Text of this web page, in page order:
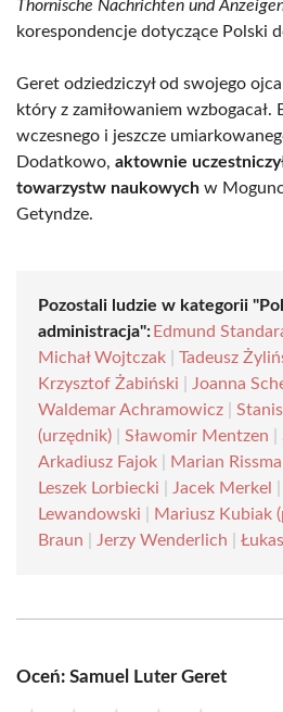
Thornische Nachrichten und
korespondencje dotyczące Polski
Geret odziedziczył od swojego
który z zamiłowaniem wzbogacał.
wczesnego i jeszcze
Dodatkowo, aktownie
towarzystw naukowych w
Getyndze.
Pozostali ludzie w kategorii
administracja": Edmund
Michał Wojtczak
Tadeusz
Krzysztof Żabiński
Joanna
Waldemar Achramowicz
(urzędnik)
Sławomir Mentzen
Arkadiusz Fajok
Marian
Leszek Lorbiecki
Jacek Merkel
Lewandowski
Mariusz Kubiak
Braun
Jerzy Wenderlich
Oceń: Samuel Luter Geret